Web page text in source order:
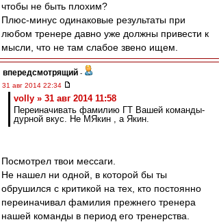
чтобы не быть плохим?
Плюс-минус одинаковые результаты при
любом тренере давно уже должны привести к
мысли, что не там слабое звено ищем.
впередсмотрящий -
31 авг 2014 22:34
volly » 31 авг 2014 11:58
Переиначивать фамилию ГТ Вашей команды-
дурной вкус. Не МЯкин , а Якин.
Посмотрел твои мессаги.
Не нашел ни одной, в которой бы ты
обрушился с критикой на тех, кто постоянно
переиначивал фамилия прежнего тренера
нашей команды в период его тренерства.